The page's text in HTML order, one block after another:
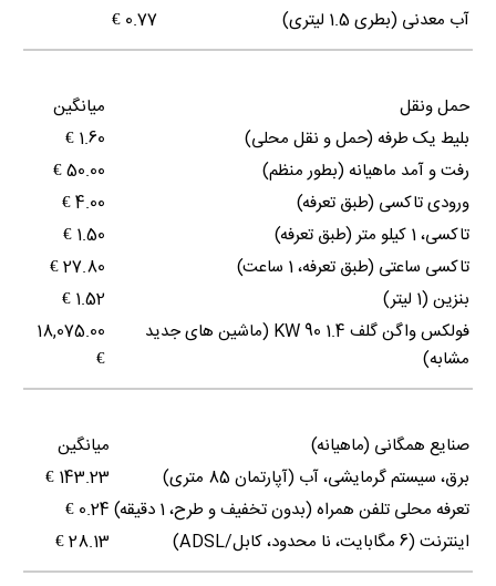
0.77 €
آب معدنی (بطری 1.5 لیتری)
میانگین
حمل ونقل
1.60 €
بلیط یک طرفه (حمل و نقل محلی)
50.00 €
رفت و آمد ماهیانه (بطور منظم)
4.00 €
ورودی تاکسی (طبق تعرفه)
1.50 €
تاکسی، 1 کیلو متر (طبق تعرفه)
27.80 €
تاکسی ساعتی (طبق تعرفه، 1 ساعت)
1.52 €
بنزین (1 لیتر)
18,075.00
€
فولکس واگن گلف 1.4 90 KW (ماشین های جدید
مشابه)
میانگین
صنایع همگانی (ماهیانه)
143.23 €
برق، سیستم گرمایشی، آب (آپارتمان 85 متری)
0.24 €
تعرفه محلی تلفن همراه (بدون تخفیف و طرح، 1 دقیقه)
28.13 €
اینترنت (6 مگابایت، نا محدود، کابل/ADSL)